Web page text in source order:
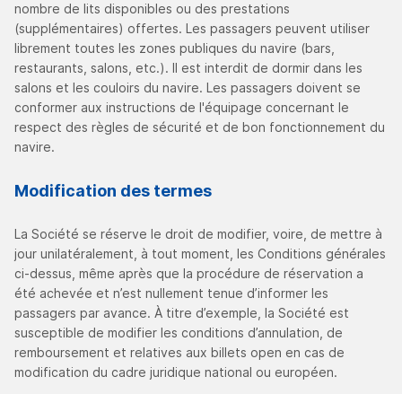
nombre de lits disponibles ou des prestations
(supplémentaires) offertes. Les passagers peuvent utiliser
librement toutes les zones publiques du navire (bars,
restaurants, salons, etc.). Il est interdit de dormir dans les
salons et les couloirs du navire. Les passagers doivent se
conformer aux instructions de l'équipage concernant le
respect des règles de sécurité et de bon fonctionnement du
navire.
Modification des termes
La Société se réserve le droit de modifier, voire, de mettre à
jour unilatéralement, à tout moment, les Conditions générales
ci-dessus, même après que la procédure de réservation a
été achevée et n’est nullement tenue d’informer les
passagers par avance. À titre d’exemple, la Société est
susceptible de modifier les conditions d’annulation, de
remboursement et relatives aux billets open en cas de
modification du cadre juridique national ou européen.